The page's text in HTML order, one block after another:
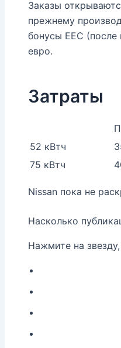
Заказы
прежнему
бонусы EEC
евро.
Затраты
52 кВтч
75 кВтч
Nissan пока не
Насколько
Нажмите на